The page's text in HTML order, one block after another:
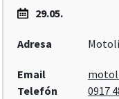
29.05.
Adresa
Email
Telefón
0917